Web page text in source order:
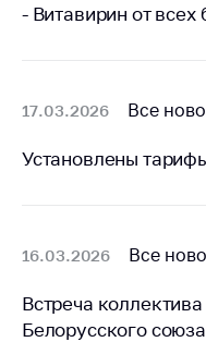
- Витавирин от всех
17.03.2026 Все
Установлены
16.03.2026 Все
Встреча
Белорусского